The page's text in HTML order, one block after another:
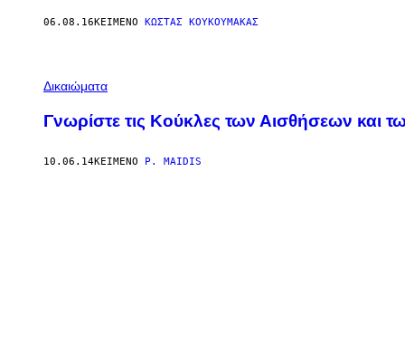
06.08.16ΚΕΊΜΕΝΟ ΚΩΣΤΑΣ ΚΟΥΚΟΥΜΑΚΑΣ
Δικαιώματα
Γνωρίστε τις Κούκλες των Αισθήσεων και
10.06.14ΚΕΊΜΕΝΟ P. MAIDIS